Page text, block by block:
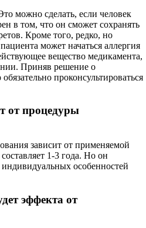
можно сделать, если человек
в том, что он сможет сохранять
Кроме того, редко, но
может начаться аллергия
вещество медикамента,
Приняв решение о
проконсультироваться
от процедуры
зависит от применяемой
1-3 года. Но он
особенностей
эффекта от